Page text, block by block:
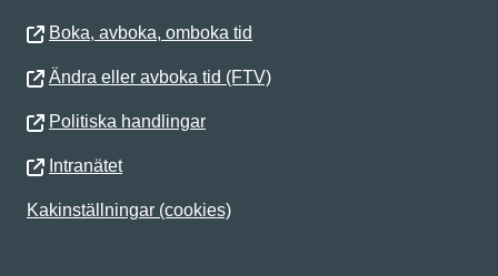
Boka, avboka, omboka tid
Ändra eller avboka tid (FTV)
Politiska handlingar
Intranätet
Kakinställningar (cookies)